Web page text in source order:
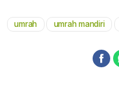
umrah umrah mandiri